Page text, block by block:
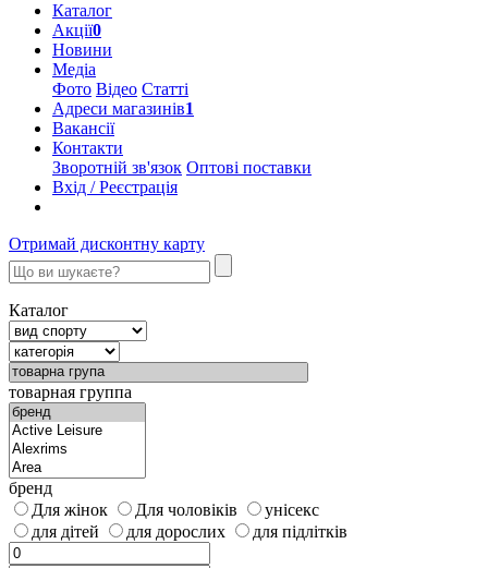
Каталог
Акції0
Новини
Медіа
Фото Відео Статті
Адреси магазинів1
Вакансії
Контакти
Зворотній зв'язок Оптові поставки
Вхід / Реєстрація
Отримай дисконтну карту
Каталог
товарная группа
бренд
Для жінок
Для чоловіків
унісекс
для дітей
для дорослих для підлітків